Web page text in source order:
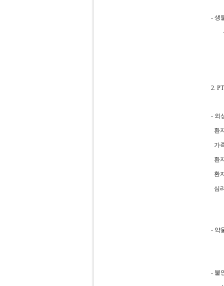
- 생
신
과
2.
- 외
환
가
환
환
심
- 약
진
- 불